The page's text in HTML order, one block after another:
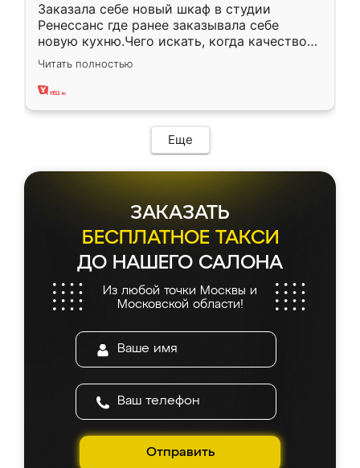
Заказала себе новый шкаф в студии
Ренессанс где ранее заказывала себе
новую кухню.Чего искать, когда качеством
вполне довольна. Служит кухня уже почти
два года, нареканий нет.
Читать полностью
Еще
ЗАКАЗАТЬ
БЕСПЛАТНОЕ ТАКСИ
ДО НАШЕГО САЛОНА
Из любой точки Москвы и
Московской области!
Отправить